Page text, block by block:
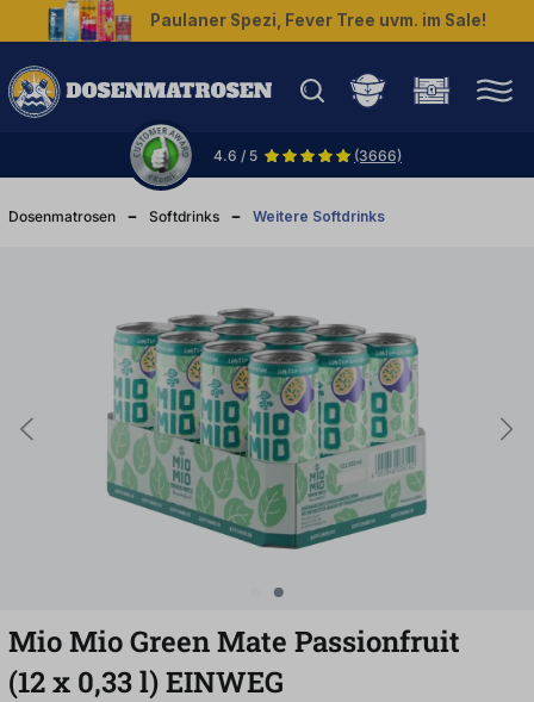
springen Paulaner Spezi, Fever Tree uvm. im Sale!
4.6 / 5 (3666)
Dosenmatrosen Softdrinks Weitere Softdrinks
Mio Mio Green Mate Passionfruit
(12x 0,33l)EINWEG